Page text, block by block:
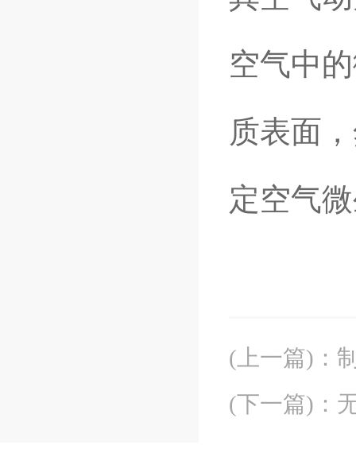
空气中
质表面
定空气
(上一篇) ：
(下一篇) ：